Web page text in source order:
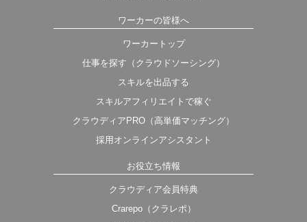
ワーカーの皆様へ
ワーカートップ
仕事を探す（クラウドソーシング）
スキルを出品する
スキルアフィリエイトで稼ぐ
クラウディアPRO（高単価マッチング）
採用オンラインアシスタント
お役立ち情報
クラウディア会員特典
Crarepo（クラレポ）